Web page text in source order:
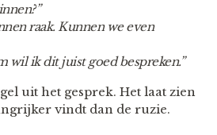
raak. Kunnen we even
wil ik dit juist goed bespreken.”
uit het gesprek. Het laat zien
vindt dan de ruzie.